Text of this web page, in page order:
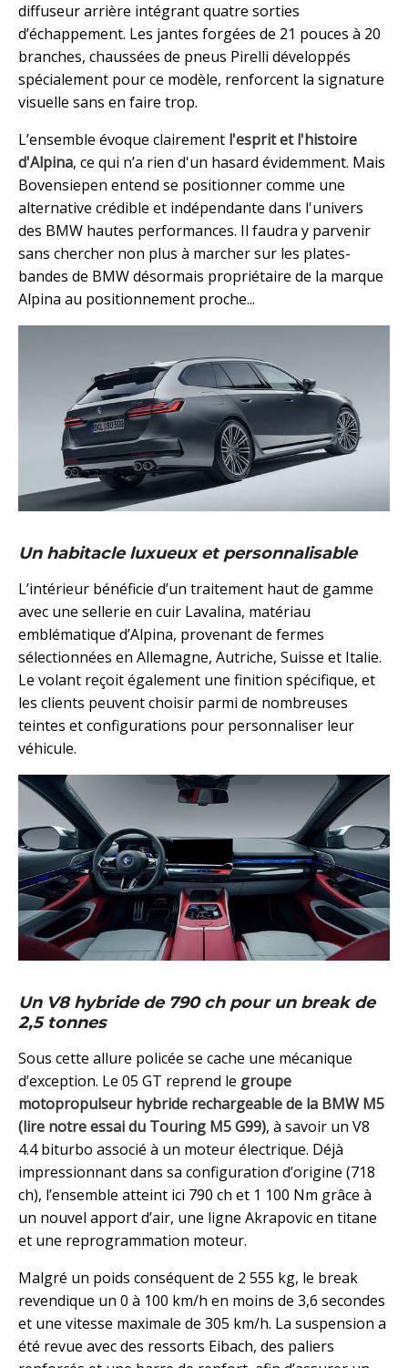
diffuseur arrière intégrant quatre sorties
d’échappement. Les jantes forgées de 21 pouces à 20
branches, chaussées de pneus Pirelli développés
spécialement pour ce modèle, renforcent la signature
visuelle sans en faire trop.
L’ensemble évoque clairement l'esprit et l'histoire
d'Alpina, ce qui n’a rien d'un hasard évidemment. Mais
Bovensiepen entend se positionner comme une
alternative crédible et indépendante dans l'univers
des BMW hautes performances. Il faudra y parvenir
sans chercher non plus à marcher sur les plates-
bandes de BMW désormais propriétaire de la marque
Alpina au positionnement proche...
Un habitacle luxueux et personnalisable
L’intérieur bénéficie d’un traitement haut de gamme
avec une sellerie en cuir Lavalina, matériau
emblématique d’Alpina, provenant de fermes
sélectionnées en Allemagne, Autriche, Suisse et Italie.
Le volant reçoit également une finition spécifique, et
les clients peuvent choisir parmi de nombreuses
teintes et configurations pour personnaliser leur
véhicule.
Un V8 hybride de 790 ch pour un break de
2,5 tonnes
Sous cette allure policée se cache une mécanique
d’exception. Le 05 GT reprend le groupe
motopropulseur hybride rechargeable de la BMW M5
(lire notre essai du Touring M5 G99), à savoir un V8
4.4 biturbo associé à un moteur électrique. Déjà
impressionnant dans sa configuration d’origine (718
ch), l’ensemble atteint ici 790 ch et 1 100 Nm grâce à
un nouvel apport d’air, une ligne Akrapovic en titane
et une reprogrammation moteur.
Malgré un poids conséquent de 2 555 kg, le break
revendique un 0 à 100 km/h en moins de 3,6 secondes
et une vitesse maximale de 305 km/h. La suspension a
été revue avec des ressorts Eibach, des paliers